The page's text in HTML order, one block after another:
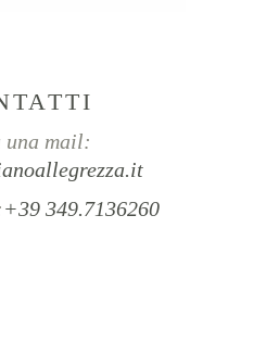
una mail:
+39 349.7136260